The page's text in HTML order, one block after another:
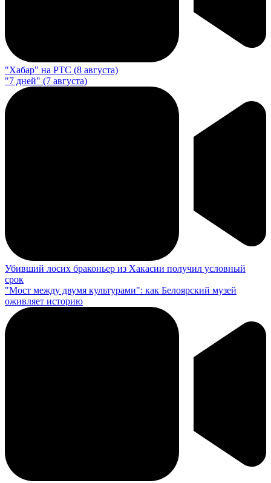
"Хабар" на РТС (8 августа)
"7 дней" (7 августа)
Убивший лосих браконьер из Хакасии получил условный
срок
"Мост между двумя культурами": как Белоярский музей
оживляет историю